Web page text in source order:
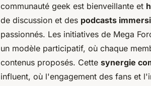
communauté geek est bienveillante et
de discussion et des podcasts
passionnés. Les initiatives de Mega
un modèle participatif, où chaque
contenus proposés. Cette synergie
influent, où l'engagement des fans et